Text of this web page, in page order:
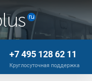
+7 495 128 62 11
Круглосуточная поддержка